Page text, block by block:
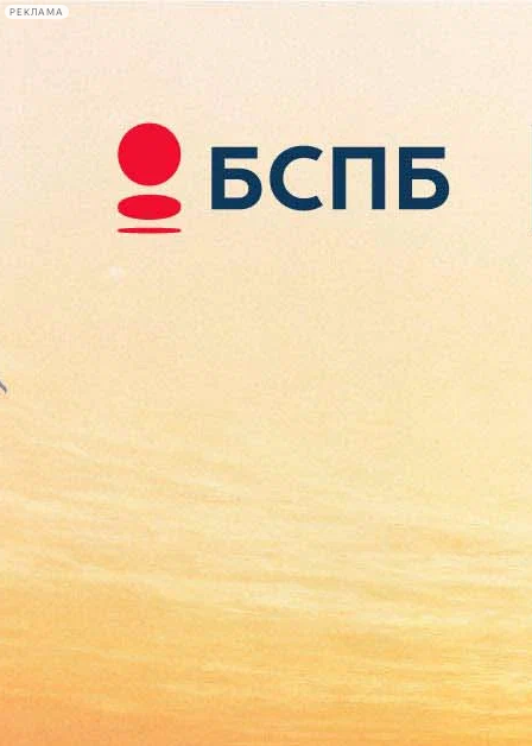
РЕКЛАМА
Сегодня:
2026.08.09
16:31
Афиша Plus